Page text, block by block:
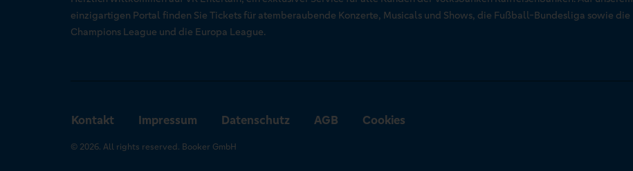
einzigartigen Portal finden Sie Tickets für atemberaubende Konzerte, Musicals und Shows, die Fußball-Bundesliga sowie die
Champions League und die Europa League.
Kontakt Impressum Datenschutz AGB Cookies
© 2026. All rights reserved. Booker GmbH